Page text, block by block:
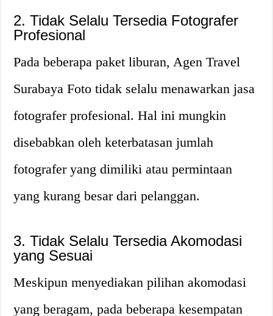
2. Tidak Selalu Tersedia Fotografer
Profesional
Pada beberapa paket liburan, Agen Travel
Surabaya Foto tidak selalu menawarkan jasa
fotografer profesional. Hal ini mungkin
disebabkan oleh keterbatasan jumlah
fotografer yang dimiliki atau permintaan
yang kurang besar dari pelanggan.
3. Tidak Selalu Tersedia Akomodasi
yang Sesuai
Meskipun menyediakan pilihan akomodasi
yang beragam, pada beberapa kesempatan